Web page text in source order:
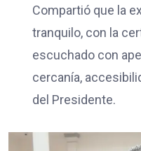
Compartió que la
tranquilo, con la
escuchado con
cercanía,
del Presidente.